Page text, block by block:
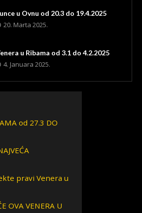
u Ovnu od 20.3 do 19.4.2025
20. Marta 2025.
u Ribama od 3.1 do 4.2.2025
4. Januara 2025.
od 27.3 DO
pravi Venera u
OVA VENERA U